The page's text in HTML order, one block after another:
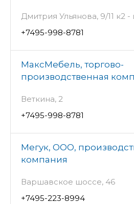
Дмитрия Ульянова, 9/11 к2
+7495-998-8781
МаксМебель, торгово-
производственная
Веткина, 2
+7495-998-8781
Мегук, ООО,
компания
Варшавское шоссе, 46
+7495-223-8994